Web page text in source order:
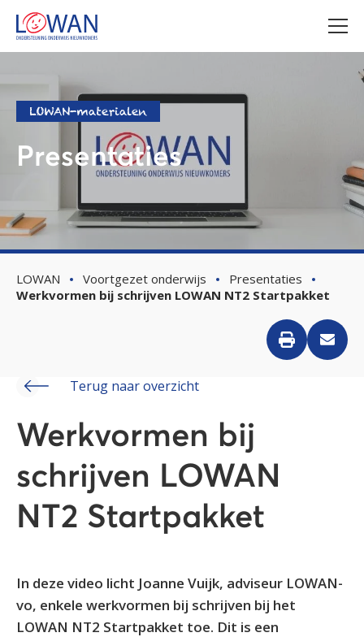
LOWAN-materialen
Presentaties
LOWAN Voortgezet onderwijs
Presentaties
Werkvormen bij schrijven LOWAN NT2 Startpakket
Terug naar overzicht
Werkvormen bij
schrijven LOWAN
NT2 Startpakket
In deze video licht Joanne Vuijk, adviseur LOWAN-
vo, enkele werkvormen bij schrijven bij het
LOWAN NT2 Startpakket toe. Dit is een